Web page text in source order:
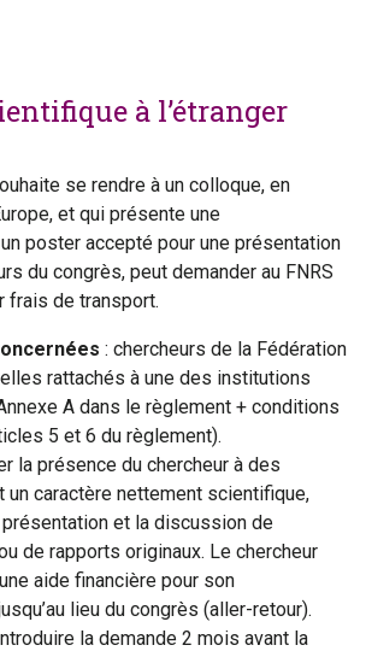
à l’étranger
se rendre à un colloque, en
et qui présente une
poster accepté pour une présentation
du congrès, peut demander au FNRS
frais de transport.
: chercheurs de la Fédération
rattachés à une des institutions
A dans le règlement + conditions
5 et 6 du règlement).
la présence du chercheur à des
un caractère nettement scientifique,
et la discussion de
de rapports originaux. Le chercheur
aide financière pour son
lieu du congrès (aller-retour).
la demande 2 mois avant la